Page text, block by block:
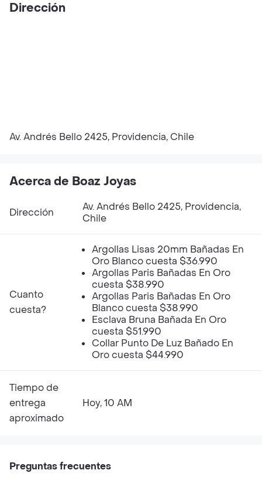
Dirección
Av. Andrés Bello 2425, Providencia, Chile
Acerca de Boaz Joyas
Dirección
Av. Andrés Bello 2425, Providencia,
Chile
Cuanto
cuesta?
Argollas Lisas 20mm Bañadas En
Oro Blanco cuesta $36.990
Argollas Paris Bañadas En Oro
cuesta $38.990
Argollas Paris Bañadas En Oro
Blanco cuesta $38.990
Esclava Bruna Bañada En Oro
cuesta $51.990
Collar Punto De Luz Bañado En
Oro cuesta $44.990
Tiempo de
entrega
aproximado
Hoy, 10 AM
Preguntas frecuentes